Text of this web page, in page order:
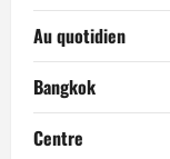
Au quotidien
Bangkok
Centre